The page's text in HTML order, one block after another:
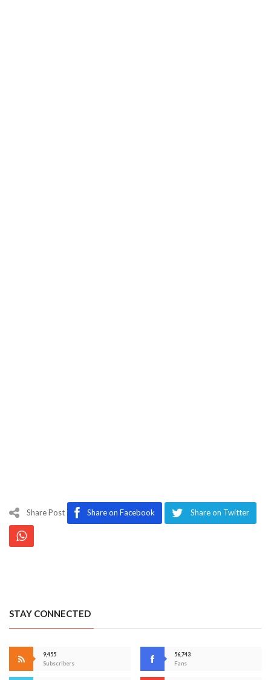
Share Post Share on Facebook Share on Twitter
STAY CONNECTED
9,455
Subscribers
56,743
Fans